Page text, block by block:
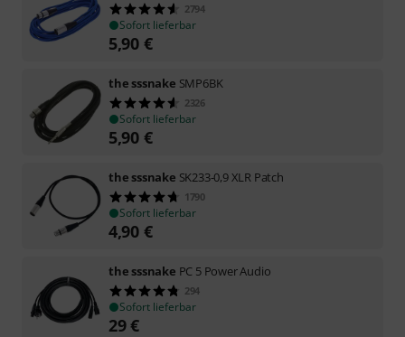
2794
Sofort lieferbar
5,90 €
the sssnake SMP6BK
2326
Sofort lieferbar
5,90 €
the sssnake SK233-0,9 XLR Patch
1790
Sofort lieferbar
4,90 €
the sssnake PC 5 Power Audio
294
Sofort lieferbar
29€